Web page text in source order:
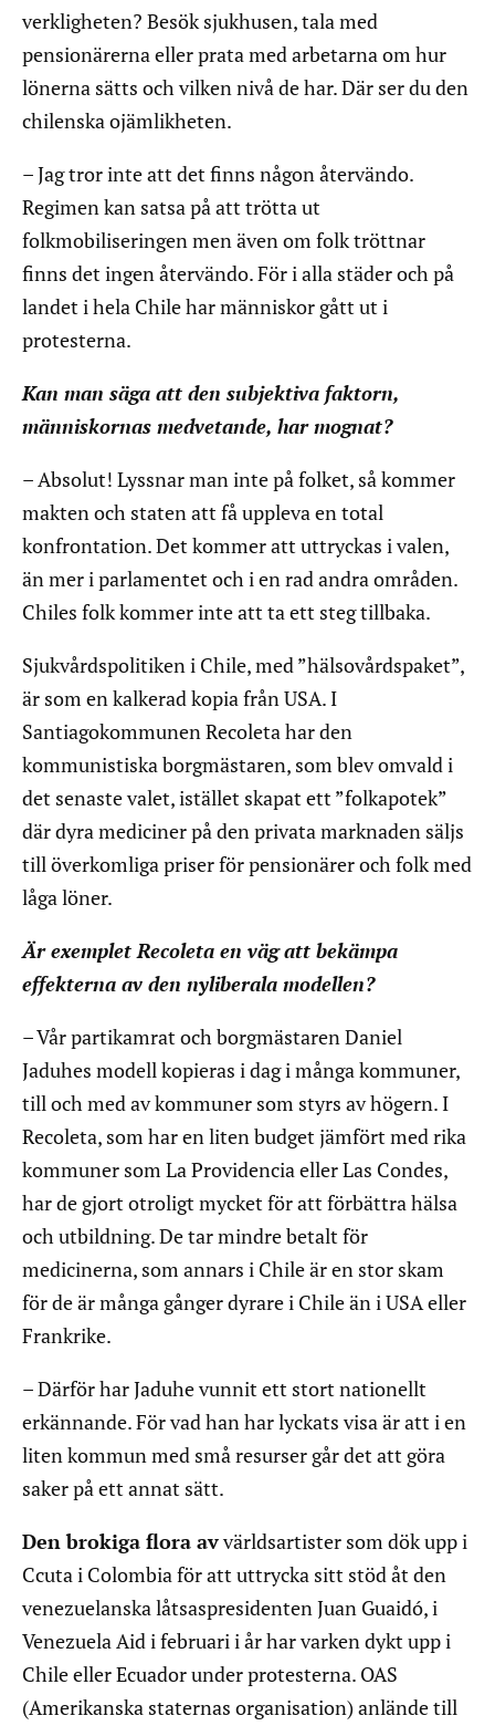
verkligheten? Besök sjukhusen, tala med
pensionärerna eller prata med arbetarna om hur
lönerna sätts och vilken nivå de har. Där ser du den
chilenska ojämlikheten.
– Jag tror inte att det finns någon återvändo.
Regimen kan satsa på att trötta ut
folkmobiliseringen men även om folk tröttnar
finns det ingen återvändo. För i alla städer och på
landet i hela Chile har människor gått ut i
protesterna.
Kan man säga att den subjektiva faktorn,
människornas medvetande, har mognat?
– Absolut! Lyssnar man inte på folket, så kommer
makten och staten att få uppleva en total
konfrontation. Det kommer att uttryckas i valen,
än mer i parlamentet och i en rad andra områden.
Chiles folk kommer inte att ta ett steg tillbaka.
Sjukvårdspolitiken i Chile, med ”hälsovårdspaket”,
är som en kalkerad kopia från USA. I
Santiagokommunen Recoleta har den
kommunistiska borgmästaren, som blev omvald i
det senaste valet, istället skapat ett ”folkapotek”
där dyra mediciner på den privata marknaden säljs
till överkomliga priser för pensionärer och folk med
låga löner.
Är exemplet Recoleta en väg att bekämpa
effekterna av den nyliberala modellen?
– Vår partikamrat och borgmästaren Daniel
Jaduhes modell kopieras i dag i många kommuner,
till och med av kommuner som styrs av högern. I
Recoleta, som har en liten budget jämfört med rika
kommuner som La Providencia eller Las Condes,
har de gjort otroligt mycket för att förbättra hälsa
och utbildning. De tar mindre betalt för
medicinerna, som annars i Chile är en stor skam
för de är många gånger dyrare i Chile än i USA eller
Frankrike.
– Därför har Jaduhe vunnit ett stort nationellt
erkännande. För vad han har lyckats visa är att i en
liten kommun med små resurser går det att göra
saker på ett annat sätt.
Den brokiga flora avvärldsartister som dök upp i
Ccuta i Colombia för att uttrycka sitt stöd åt den
venezuelanska låtsaspresidenten Juan Guaidó, i
Venezuela Aid i februari i år har varken dykt upp i
Chile eller Ecuador under protesterna. OAS
(Amerikanska staternas organisation) anlände till